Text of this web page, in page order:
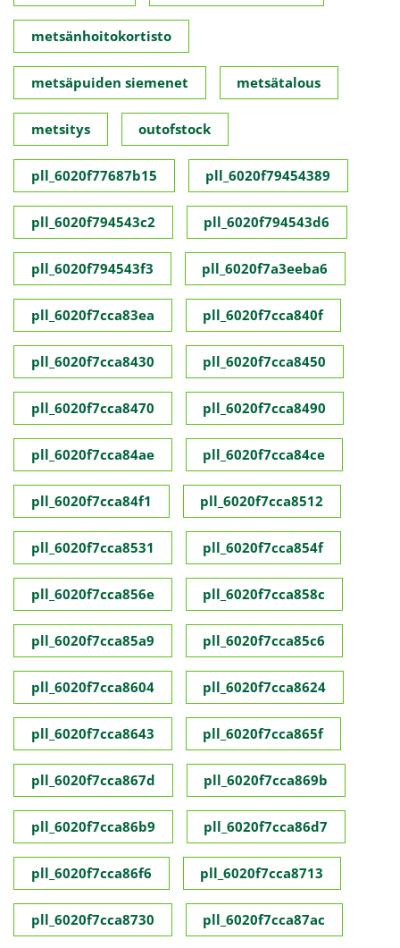
metsänhoitokortisto
metsäpuiden siemenet metsätalous
metsitys outofstock
pll_6020f77687b15 pll_6020f79454389
pll_6020f794543c2 pll_6020f794543d6
pll_6020f794543f3 pll_6020f7a3eeba6
pll_6020f7cca83ea pll_6020f7cca840f
pll_6020f7cca8430 pll_6020f7cca8450
pll_6020f7cca8470 pll_6020f7cca8490
pll_6020f7cca84ae pll_6020f7cca84ce
pll_6020f7cca84f1 pll_6020f7cca8512
pll_6020f7cca8531 pll_6020f7cca854f
pll_6020f7cca856e pll_6020f7cca858c
pll_6020f7cca85a9 pll_6020f7cca85c6
pll_6020f7cca8604 pll_6020f7cca8624
pll_6020f7cca8643 pll_6020f7cca865f
pll_6020f7cca867d pll_6020f7cca869b
pll_6020f7cca86b9 pll_6020f7cca86d7
pll_6020f7cca86f6 pll_6020f7cca8713
pll_6020f7cca8730 pll_6020f7cca87ac